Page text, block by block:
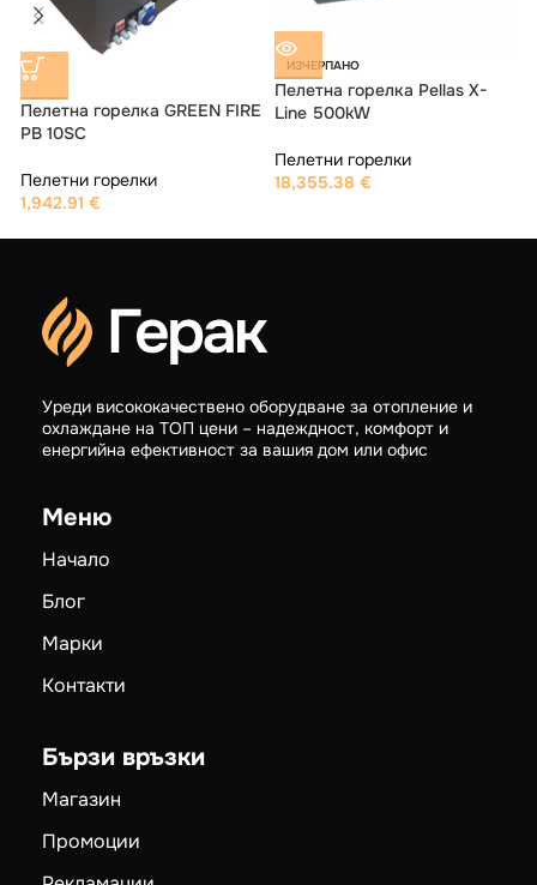
ИЗЧЕРПАНО
Пелетна горелка Pellas X-
Пелетни горелки
Пелетна горелка GREEN FIRE
Пелетни горелки
Уреди висококачествено оборудване за отопление и
охлаждане на ТОП цени – надеждност, комфорт и